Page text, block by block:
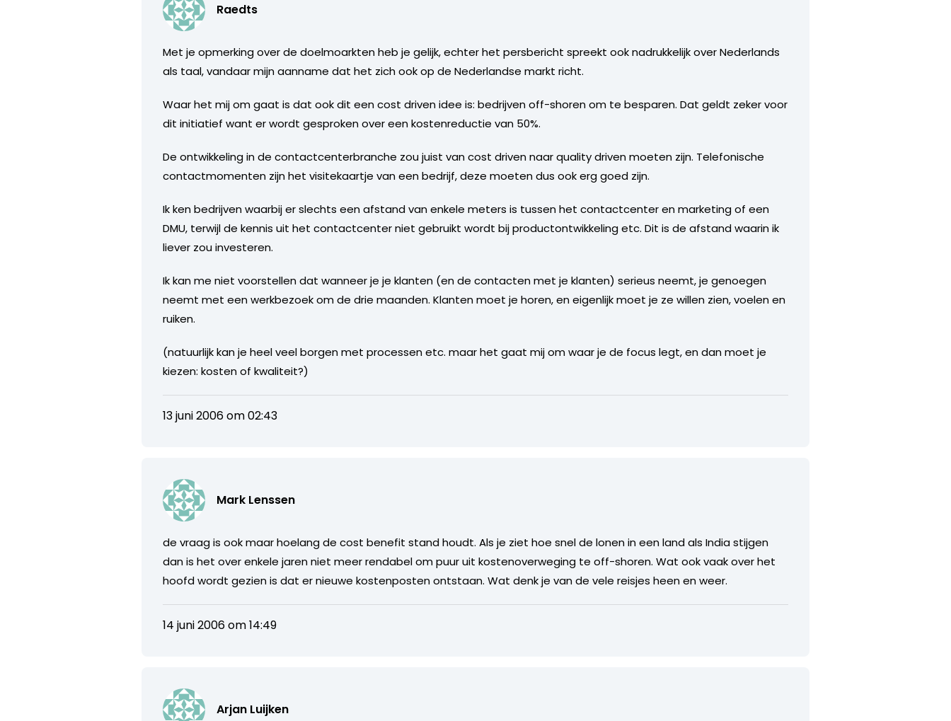
Raedts
Met je opmerking over de doelmoarkten heb je gelijk, echter het persbericht spreekt ook nadrukkelijk over Nederlands
als taal, vandaar mijn aanname dat het zich ook op de Nederlandse markt richt.
Waar het mij om gaat is dat ook dit een cost driven idee is: bedrijven off-shoren om te besparen. Dat geldt zeker voor
dit initiatief want er wordt gesproken over een kostenreductie van 50%.
De ontwikkeling in de contactcenterbranche zou juist van cost driven naar quality driven moeten zijn. Telefonische
contactmomenten zijn het visitekaartje van een bedrijf, deze moeten dus ook erg goed zijn.
Ik ken bedrijven waarbij er slechts een afstand van enkele meters is tussen het contactcenter en marketing of een
DMU, terwijl de kennis uit het contactcenter niet gebruikt wordt bij productontwikkeling etc. Dit is de afstand waarin ik
liever zou investeren.
Ik kan me niet voorstellen dat wanneer je je klanten (en de contacten met je klanten) serieus neemt, je genoegen
neemt met een werkbezoek om de drie maanden. Klanten moet je horen, en eigenlijk moet je ze willen zien, voelen en
ruiken.
(natuurlijk kan je heel veel borgen met processen etc. maar het gaat mij om waar je de focus legt, en dan moet je
kiezen: kosten of kwaliteit?)
13 juni 2006 om 02:43
Mark Lenssen
de vraag is ook maar hoelang de cost benefit stand houdt. Als je ziet hoe snel de lonen in een land als India stijgen
dan is het over enkele jaren niet meer rendabel om puur uit kostenoverweging te off-shoren. Wat ook vaak over het
hoofd wordt gezien is dat er nieuwe kostenposten ontstaan. Wat denk je van de vele reisjes heen en weer.
14 juni 2006 om 14:49
Arjan Luijken